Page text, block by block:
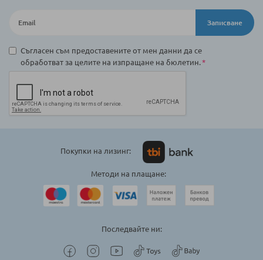
Записване
Съгласен съм предоставените от мен данни да се
обработват за целите на изпращане на бюлетин.
Покупки на лизинг:
Методи на плащане:
Последвайте ни: